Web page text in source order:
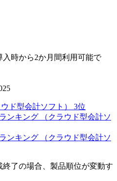
時から2か月間利用可能で
ド型会計ソフト） 3位
ンキング （クラウド型会計ソ
ンキング （クラウド型会計ソ
了の場合、製品順位が変動す